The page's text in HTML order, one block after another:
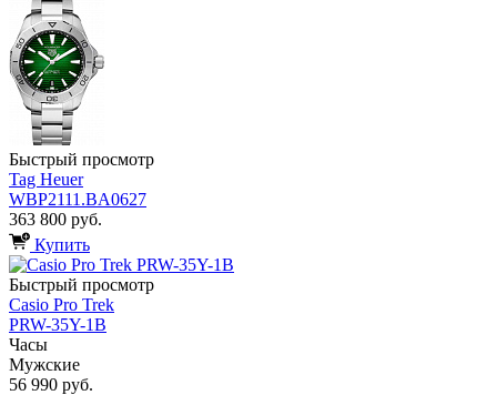
Быстрый просмотр
Tag Heuer
WBP2111.BA0627
363 800 руб.
Купить
Быстрый просмотр
Casio Pro Trek
PRW-35Y-1B
Часы
Мужские
56 990 руб.